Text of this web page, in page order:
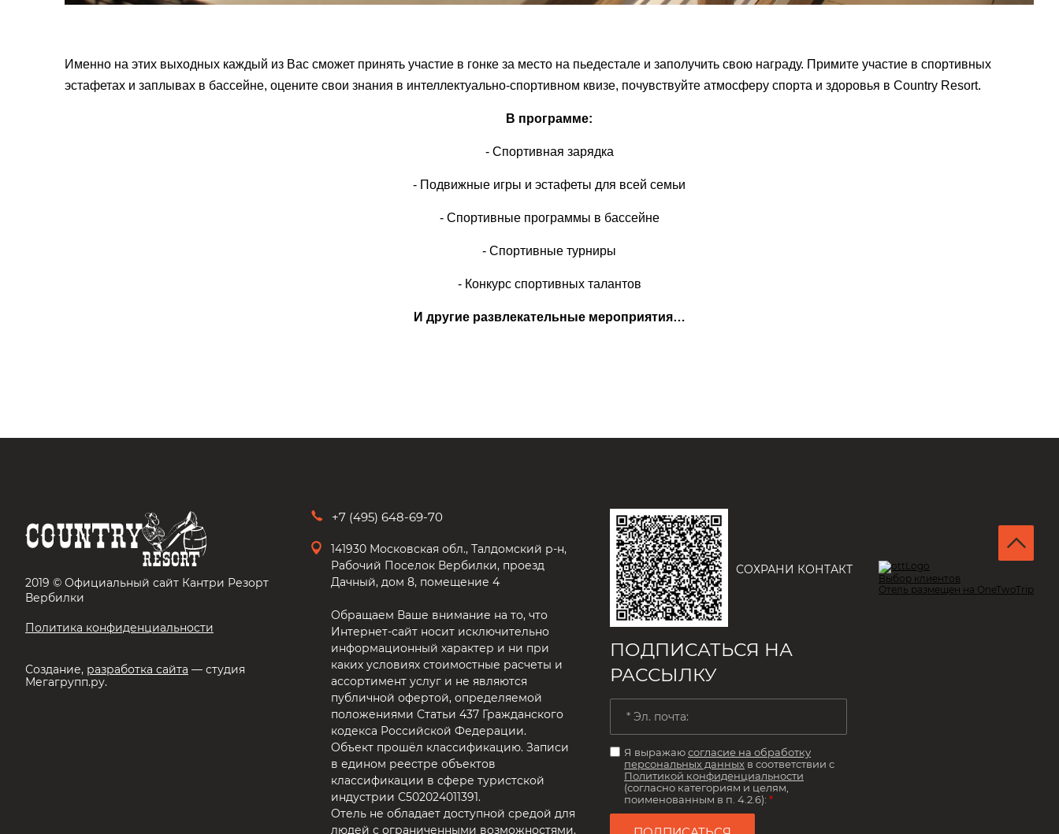
Именно на этих выходных каждый из Вас сможет принять участие в гонке за место на пьедестале и заполучить свою награду. Примите участие в спортивных
эстафетах и заплывах в бассейне, оцените свои знания в интеллектуально-спортивном квизе, почувствуйте атмосферу спорта и здоровья в Country Resort.
В программе:
- Спортивная зарядка
- Подвижные игры и эстафеты для всей семьи
- Спортивные программы в бассейне
- Спортивные турниры
- Конкурс спортивных талантов
И другие развлекательные мероприятия…
2019 © Официальный сайт Кантри Резорт
Вербилки
Политика конфиденциальности
Создание, разработка сайта — студия
Мегагрупп.ру.
+7 (495) 648-69-70
141930 Московская обл., Талдомский р-н,
Рабочий Поселок Вербилки, проезд
Дачный, дом 8, помещение 4
Обращаем Ваше внимание на то, что
Интернет-сайт носит исключительно
информационный характер и ни при
каких условиях стоимостные расчеты и
ассортимент услуг и не являются
публичной офертой, определяемой
положениями Статьи 437 Гражданского
кодекса Российской Федерации.
Объект прошёл классификацию. Записи
в едином реестре объектов
классификации в сфере туристской
индустрии С502024011391.
Отель не обладает доступной средой для
людей с ограниченными возможностями.
СОХРАНИ КОНТАКТ
ПОДПИСАТЬСЯ НА
РАССЫЛКУ
Я выражаюсогласие на обработку
персональных данных в соответствии с
Политикой конфиденциальности
(согласно категориям и целям,
поименованным в п. 4.2.6): *
Выбор клиентов
Отель размещен на OneTwoTrip